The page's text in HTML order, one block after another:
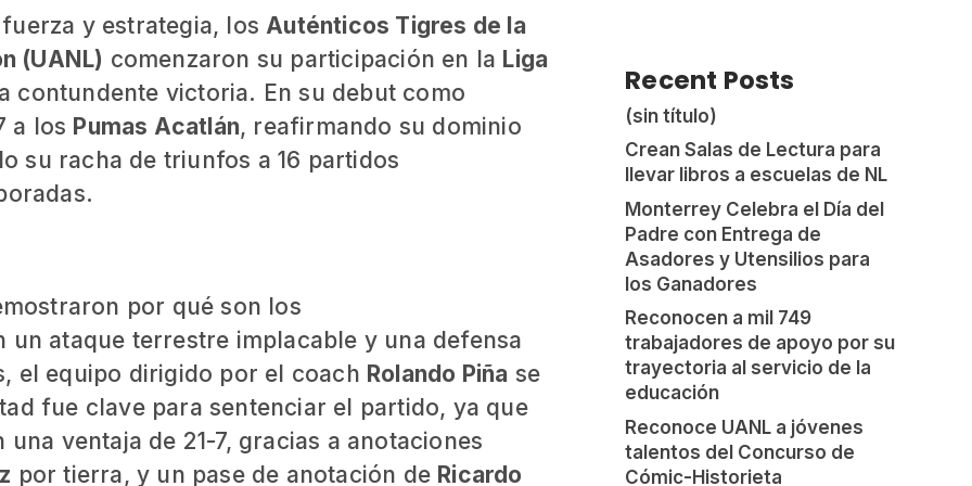
y estrategia, los Auténticos Tigres de la
(UANL) comenzaron su participación en la Liga
contundente victoria. En su debut como
a los Pumas Acatlán, reafirmando su dominio
su racha de triunfos a 16 partidos
por qué son los
un ataque terrestre implacable y una defensa
el equipo dirigido por el coach Rolando Piña se
fue clave para sentenciar el partido, ya que
ventaja de 21-7, gracias a anotaciones
por tierra, y un pase de anotación de Ricardo
Recent Posts
(sin título)
Crean Salas de Lectura para
llevar libros a escuelas de NL
Monterrey Celebra el Día del
Padre con Entrega de
Asadores y Utensilios para
los Ganadores
Reconocen a mil 749
trabajadores de apoyo por su
trayectoria al servicio de la
educación
Reconoce UANL a jóvenes
talentos del Concurso de
Cómic-Historieta